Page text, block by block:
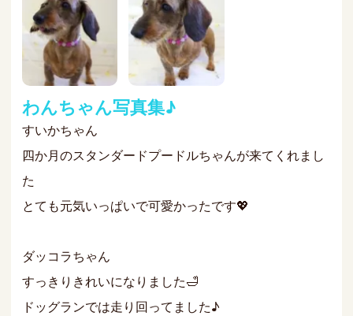
わんちゃん写真集♪
すいかちゃん
四か月のスタンダードプードルちゃんが来てくれまし
た
とても元気いっぱいで可愛かったです💖
ダッコラちゃん
すっきりきれいになりました🛁
ドッグランでは走り回ってました♪